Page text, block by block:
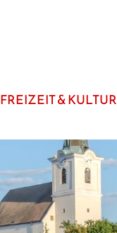
FREIZEIT & KULTUR